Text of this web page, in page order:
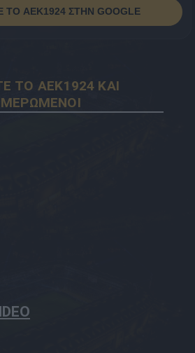
ΤΟ AEK1924 ΣΤΗΝ GOOGLE
ΤΟ AEK1924 ΚΑΙ